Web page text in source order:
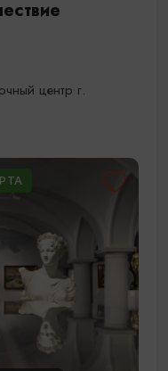
центр г.